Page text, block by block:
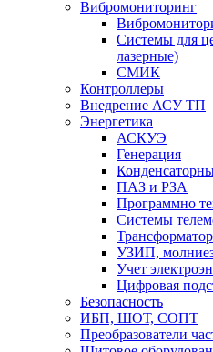
Вибромониторинг
Системы для
лазерные)
СМИК
Контроллеры
Внедрение АСУ ТП
Энергетика
АСКУЭ
Генерация
ПАЗ и РЗА
Программно
Системы
УЗИП,
Учет
Цифровая
Безопасность
ИБП, ШОТ, СОПТ
Преобразователи